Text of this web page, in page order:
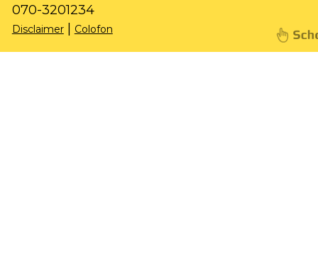
070-3201234
Disclaimer| Colofon